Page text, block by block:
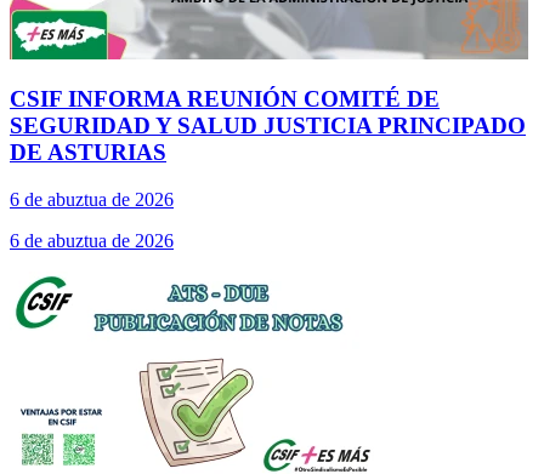
CSIF INFORMA REUNIÓN COMITÉ DE
SEGURIDAD Y SALUD JUSTICIA PRINCIPADO
DE ASTURIAS
6 de abuztua de 2026
6 de abuztua de 2026